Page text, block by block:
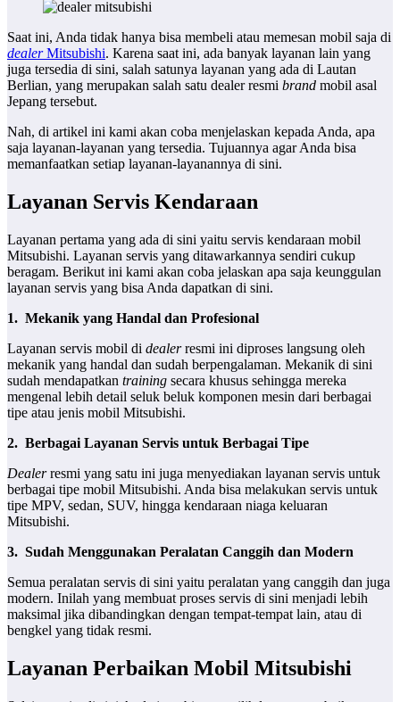
Saat ini, Anda tidak hanya bisa membeli atau memesan mobil saja di
dealerMitsubishi. Karena saat ini, ada banyak layanan lain yang
juga tersedia di sini, salah satunya layanan yang ada di Lautan
Berlian, yang merupakan salah satu dealer resmi brand mobil asal
Jepang tersebut.
Nah, di artikel ini kami akan coba menjelaskan kepada Anda, apa
saja layanan-layanan yang tersedia. Tujuannya agar Anda bisa
memanfaatkan setiap layanan-layanannya di sini.
Layanan Servis Kendaraan
Layanan pertama yang ada di sini yaitu servis kendaraan mobil
Mitsubishi. Layanan servis yang ditawarkannya sendiri cukup
beragam. Berikut ini kami akan coba jelaskan apa saja keunggulan
layanan servis yang bisa Anda dapatkan di sini.
1. Mekanik yang Handal dan Profesional
Layanan servis mobil di dealerresmi ini diproses langsung oleh
mekanik yang handal dan sudah berpengalaman. Mekanik di sini
sudah mendapatkan training secara khusus sehingga mereka
mengenal lebih detail seluk beluk komponen mesin dari berbagai
tipe atau jenis mobil Mitsubishi.
2. Berbagai Layanan Servis untuk Berbagai Tipe
Dealerresmi yang satu ini juga menyediakan layanan servis untuk
berbagai tipe mobil Mitsubishi. Anda bisa melakukan servis untuk
tipe MPV, sedan, SUV, hingga kendaraan niaga keluaran
Mitsubishi.
3. Sudah Menggunakan Peralatan Canggih dan Modern
Semua peralatan servis di sini yaitu peralatan yang canggih dan juga
modern. Inilah yang membuat proses servis di sini menjadi lebih
maksimal jika dibandingkan dengan tempat-tempat lain, atau di
bengkel yang tidak resmi.
Layanan Perbaikan Mobil Mitsubishi